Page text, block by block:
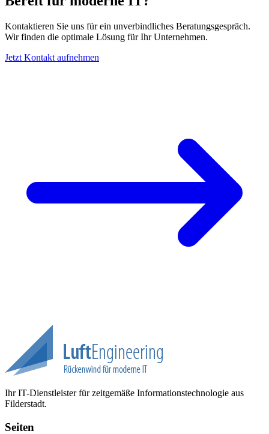
Kontaktieren Sie uns für ein unverbindliches Beratungsgespräch.
Wir finden die optimale Lösung für Ihr Unternehmen.
Jetzt Kontakt aufnehmen
Ihr IT-Dienstleister für zeitgemäße Informationstechnologie aus
Filderstadt.
Seiten